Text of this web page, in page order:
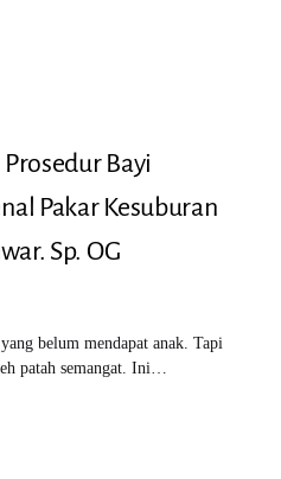
Bayi
Pakar Kesuburan
Sp. OG
belum mendapat anak. Tapi
patah semangat. Ini…